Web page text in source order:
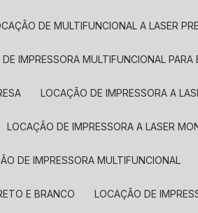
DE MULTIFUNCIONAL A LASER
DE IMPRESSORA MULTIFUNCIONAL PARA
LOCAÇÃO DE IMPRESSORA A
LOCAÇÃO DE IMPRESSORA A LASER
DE IMPRESSORA MULTIFUNCIONAL
E BRANCO LOCAÇÃO DE